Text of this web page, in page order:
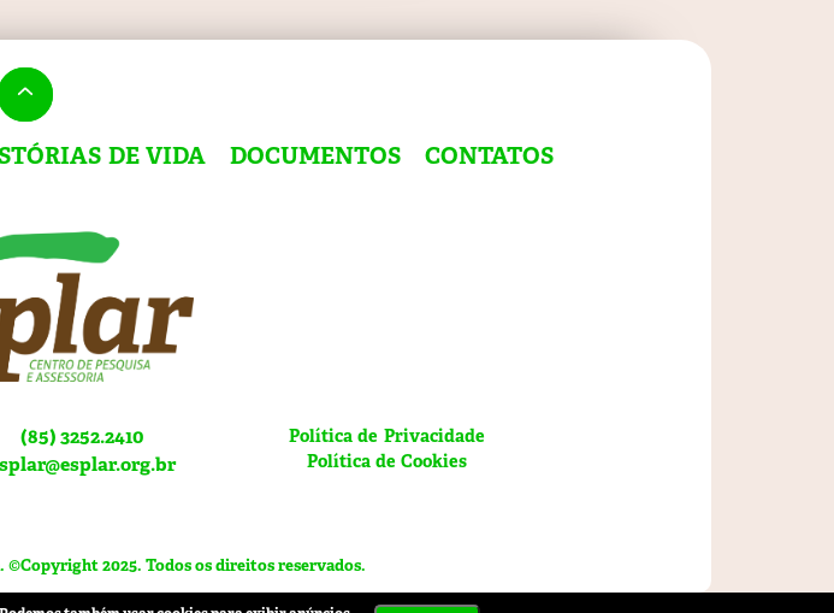
DE VIDA DOCUMENTOS CONTATOS
(85) 3252.2410
Política de Privacidade
Política de Cookies
©Copyright 2025. Todos os direitos reservados.